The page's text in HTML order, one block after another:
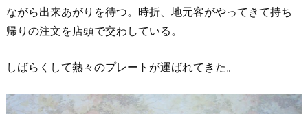
ながら出来あがりを待つ。時折、地元客がやってきて持ち
帰りの注文を店頭で交わしている。
しばらくして熱々のプレートが運ばれてきた。